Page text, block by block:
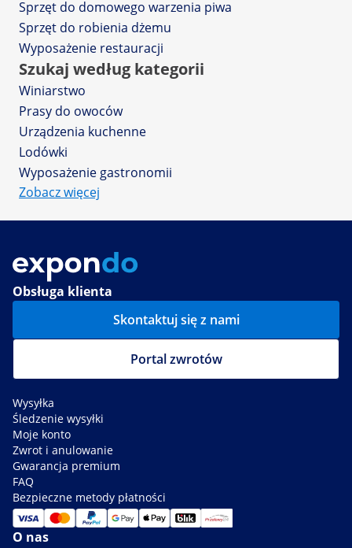
Sprzęt do domowego warzenia piwa
Sprzęt do robienia dżemu
Wyposażenie restauracji
Szukaj według kategorii
Winiarstwo
Prasy do owoców
Urządzenia kuchenne
Lodówki
Wyposażenie gastronomii
Zobacz więcej
Obsługa klienta
Skontaktuj się z nami
Portal zwrotów
Wysyłka
Śledzenie wysyłki
Moje konto
Zwrot i anulowanie
Gwarancja premium
FAQ
Bezpieczne metody płatności
O nas